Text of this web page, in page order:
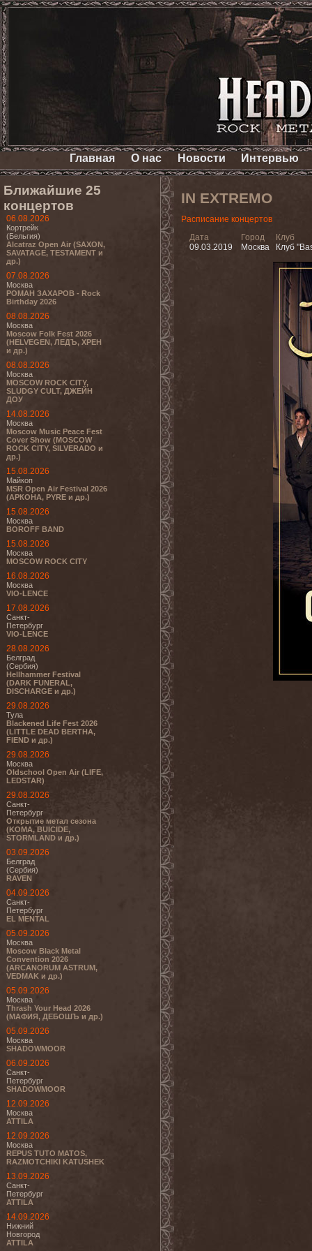
Главная О нас Новости Интервью
Ближайшие 25
концертов
06.08.2026
Кортрейк
(Бельгия)
Alcatraz Open Air (SAXON,
SAVATAGE, TESTAMENT и
др.)
07.08.2026
Москва
РОМАН ЗАХАРОВ - Rock
Birthday 2026
08.08.2026
Москва
Moscow Folk Fest 2026
(HELVEGEN, ЛЕДЪ, ХРЕН
и др.)
08.08.2026
Москва
MOSCOW ROCK CITY,
SLUDGY CULT, ДЖЕЙН
ДОУ
14.08.2026
Москва
Moscow Music Peace Fest
Cover Show (MOSCOW
ROCK CITY, SILVERADO и
др.)
15.08.2026
Майкоп
MSR Open Air Festival 2026
(АРКОНА, PYRE и др.)
15.08.2026
Москва
BOROFF BAND
15.08.2026
Москва
MOSCOW ROCK CITY
16.08.2026
Москва
VIO-LENCE
17.08.2026
Санкт-
Петербург
VIO-LENCE
28.08.2026
Белград
(Сербия)
Hellhammer Festival
(DARK FUNERAL,
DISCHARGE и др.)
29.08.2026
Тула
Blackened Life Fest 2026
(LITTLE DEAD BERTHA,
FIEND и др.)
29.08.2026
Москва
Oldschool Open Air (LIFE,
LEDSTAR)
29.08.2026
Санкт-
Петербург
Открытие метал сезона
(KOMA, BUICIDE,
STORMLAND и др.)
03.09.2026
Белград
(Сербия)
RAVEN
04.09.2026
Санкт-
Петербург
EL MENTAL
05.09.2026
Москва
Moscow Black Metal
Convention 2026
(ARCANORUM ASTRUM,
VEDMAK и др.)
05.09.2026
Москва
Thrash Your Head 2026
(МАФИЯ, ДЕБОШЪ и др.)
05.09.2026
Москва
SHADOWMOOR
06.09.2026
Санкт-
Петербург
SHADOWMOOR
12.09.2026
Москва
ATTILA
12.09.2026
Москва
REPUS TUTO MATOS,
RAZMOTCHIKI KATUSHEK
13.09.2026
Санкт-
Петербург
ATTILA
14.09.2026
Нижний
Новгород
ATTILA
IN EXTREMO
Расписание концертов
Дата
09.03.2019
Город
Москва
Клуб
Клуб